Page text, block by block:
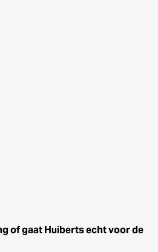
of gaat Huiberts echt voor de